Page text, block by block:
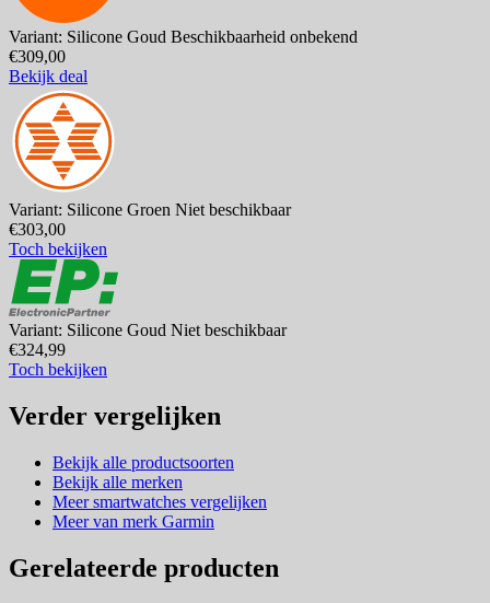
Variant: Silicone Goud Beschikbaarheid onbekend
€309,00
Bekijk deal
Variant: Silicone Groen Niet beschikbaar
€303,00
Toch bekijken
Variant: Silicone Goud Niet beschikbaar
€324,99
Toch bekijken
Verder vergelijken
Bekijk alle productsoorten
Bekijk alle merken
Meer smartwatches vergelijken
Meer van merk Garmin
Gerelateerde producten